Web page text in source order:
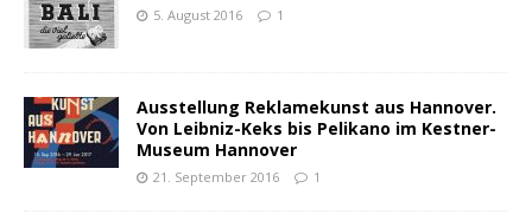
5. August 2016 1
Ausstellung Reklamekunst aus Hannover.
Von Leibniz-Keks bis Pelikano im Kestner-
Museum Hannover
21. September 2016 1